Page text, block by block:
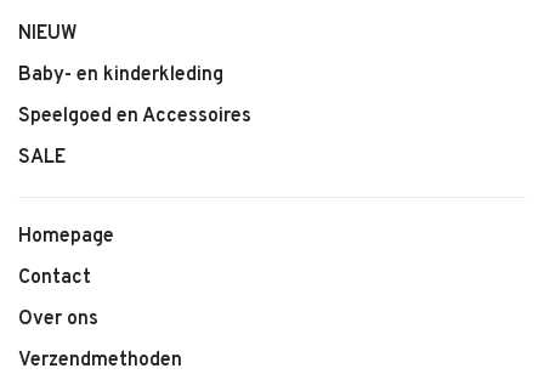
meten het jurkje graag voor je na, zodat je zeker weet dat je de
juiste maat bestelt.
Kenmerken:
• Comfortabele pasvorm
• Kleur Plumeria
• Ideaal voor warme dagen
• Makkelijk te combineren
NIEUW
Baby- en kinderkleding
Speelgoed en Accessoires
SALE
Homepage
Contact
Over ons
Verzendmethoden